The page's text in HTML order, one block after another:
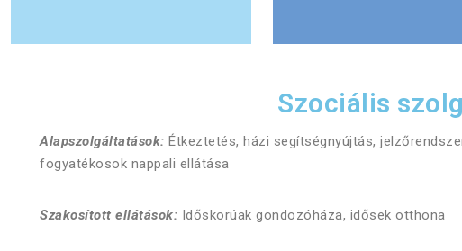
Szociális
Alapszolgáltatások: Étkeztetés, házi segítségnyújtás,
fogyatékosok nappali ellátása
Szakosított ellátások: Időskorúak gondozóháza, idősek otthona